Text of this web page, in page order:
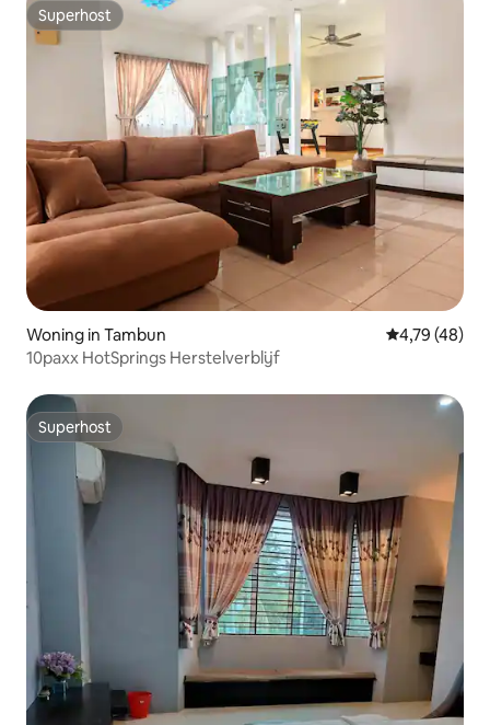
Superhost
Superhost
Woning in Tambun Gemiddelde
4,79 (48)
10paxx HotSprings Herstelverblijf
Superhost
Superhost